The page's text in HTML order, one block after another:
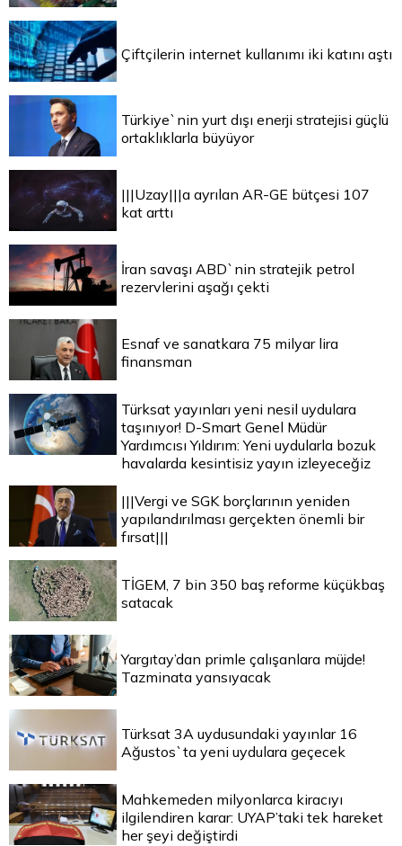
Çiftçilerin internet kullanımı iki katını aştı
Türkiye`nin yurt dışı enerji stratejisi güçlü
ortaklıklarla büyüyor
|||Uzay|||a ayrılan AR-GE bütçesi 107
kat arttı
İran savaşı ABD`nin stratejik petrol
rezervlerini aşağı çekti
Esnaf ve sanatkara 75 milyar lira
finansman
Türksat yayınları yeni nesil uydulara
taşınıyor! D-Smart Genel Müdür
Yardımcısı Yıldırım: Yeni uydularla bozuk
havalarda kesintisiz yayın izleyeceğiz
|||Vergi ve SGK borçlarının yeniden
yapılandırılması gerçekten önemli bir
fırsat|||
TİGEM, 7 bin 350 baş reforme küçükbaş
satacak
Yargıtay’dan primle çalışanlara müjde!
Tazminata yansıyacak
Türksat 3A uydusundaki yayınlar 16
Ağustos`ta yeni uydulara geçecek
Mahkemeden milyonlarca kiracıyı
ilgilendiren karar: UYAP’taki tek hareket
her şeyi değiştirdi